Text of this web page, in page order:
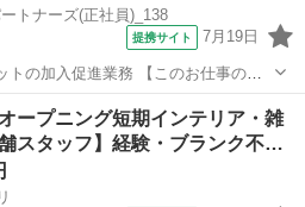
トナーズ(正社員)_138
提携サイト 7月19日
始められる充実の研修制度！ ・分か
聞ける！手厚いサポート体制あり！
携帯ショップ
ープニング短期インテリア・雑
スタッフ】経験・ブランク不…